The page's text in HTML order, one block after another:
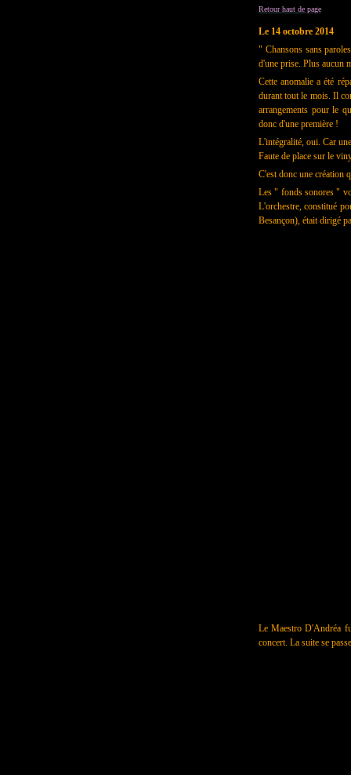
Retour haut de page
Le 14 octobre 2014
" Chansons sans
d'une prise. Plus aucun
Cette anomalie a été
durant tout le mois. Il
arrangements pour le
donc d'une première !
L'intégralité, oui. Car
Faute de place sur le
C'est donc une création
Les " fonds sonores "
L'orchestre, constitué
Besançon), était dirigé
Le Maestro D'Andréa
concert. La suite se